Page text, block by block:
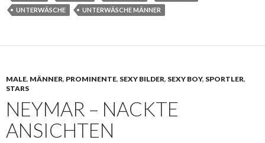
UNTERWÄSCHE
UNTERWÄSCHE MÄNNER
MALE, MÄNNER, PROMINENTE, SEXY BILDER, SEXY BOY, SPORTLER,
STARS
NEYMAR – NACKTE
ANSICHTEN